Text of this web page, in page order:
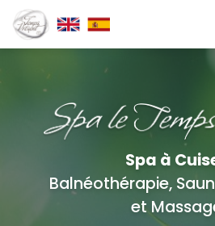
Aller
au
contenu
principal
Spa à
Balnéothérapie,
et